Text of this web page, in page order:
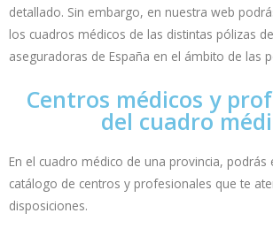
detallado. Sin embargo, en nuestra web
los cuadros médicos de las distintas pólizas
aseguradoras de España en el ámbito de las
Centros médicos y
del cuadro
En el cuadro médico de una provincia, podrás
catálogo de centros y profesionales que te
disposiciones.